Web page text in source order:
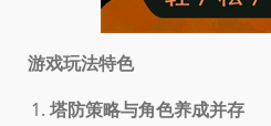
游戏玩法特色
塔防策略与角色养成并存